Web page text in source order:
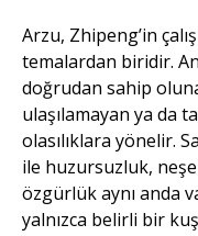
Arzu, Zhipeng’in
temalardan biridir.
doğrudan sahip
ulaşılamayan ya da
olasılıklara yönelir.
ile huzursuzluk, neşe
özgürlük aynı anda
yalnızca belirli bir